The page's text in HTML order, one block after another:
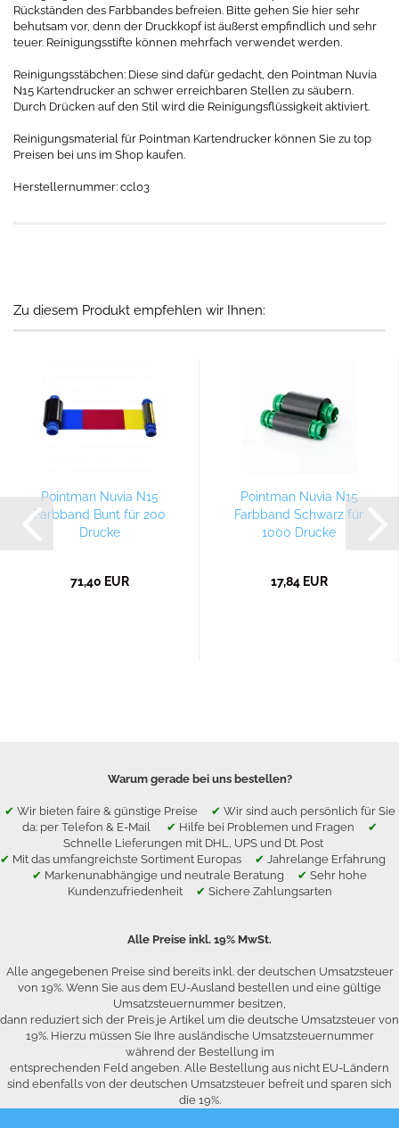
Rückständen des Farbbandes befreien. Bitte gehen Sie hier sehr
behutsam vor, denn der Druckkopf ist äußerst empfindlich und sehr
teuer. Reinigungsstifte können mehrfach verwendet werden.
Reinigungsstäbchen: Diese sind dafür gedacht, den Pointman Nuvia
N15 Kartendrucker an schwer erreichbaren Stellen zu säubern.
Durch Drücken auf den Stil wird die Reinigungsflüssigkeit aktiviert.
Reinigungsmaterial für Pointman Kartendrucker können Sie zu top
Preisen bei uns im Shop kaufen.
Herstellernummer: ccl03
Zu diesem Produkt empfehlen wir Ihnen:
Pointman Nuvia N15
Farbband Bunt für 200
Drucke
71,40 EUR
Pointman Nuvia N15
Farbband Schwarz für
1000 Drucke
17,84 EUR
Warum gerade bei uns bestellen?
✔ Wir bieten faire & günstige Preise ✔ Wir sind auch persönlich für Sie
da: per Telefon & E-Mail ✔ Hilfe bei Problemen und Fragen ✔
Schnelle Lieferungen mit DHL, UPS und Dt. Post
✔ Mit das umfangreichste Sortiment Europas ✔ Jahrelange Erfahrung
✔ Markenunabhängige und neutrale Beratung ✔ Sehr hohe
Kundenzufriedenheit ✔ Sichere Zahlungsarten
Alle Preise inkl. 19% MwSt.
Alle angegebenen Preise sind bereits inkl. der deutschen Umsatzsteuer
von 19%. Wenn Sie aus dem EU-Ausland bestellen und eine gültige
Umsatzsteuernummer besitzen,
dann reduziert sich der Preis je Artikel um die deutsche Umsatzsteuer von
19%. Hierzu müssen Sie Ihre ausländische Umsatzsteuernummer
während der Bestellung im
entsprechenden Feld angeben. Alle Bestellung aus nicht EU-Ländern
sind ebenfalls von der deutschen Umsatzsteuer befreit und sparen sich
die 19%.